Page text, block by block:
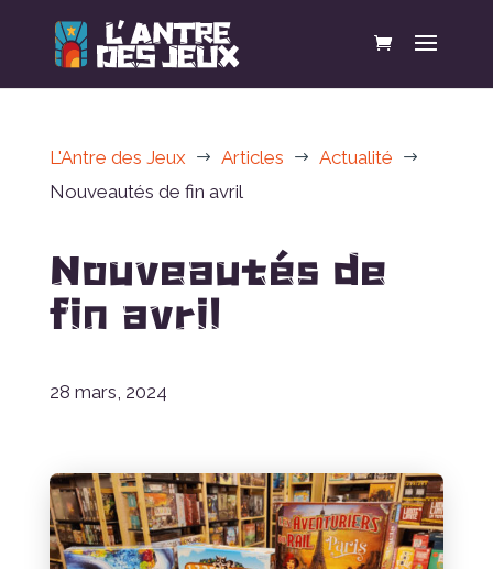
L'Antre des Jeux $ Articles $ Actualité $
Nouveautés de fin avril
Nouveautés de
fin avril
28 mars, 2024